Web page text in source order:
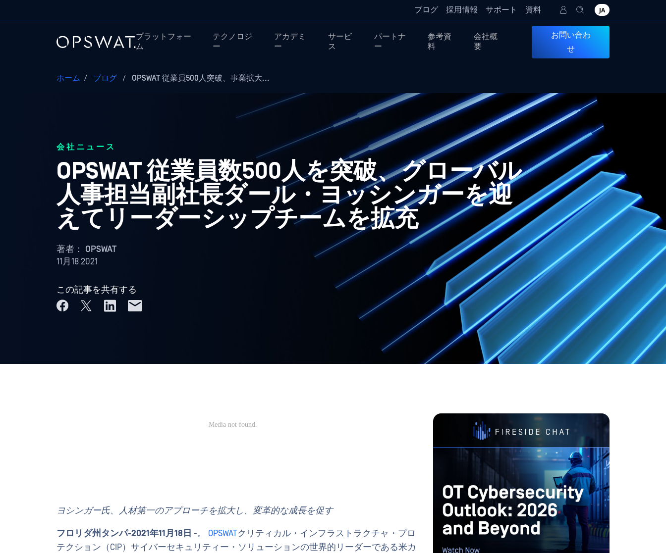
ブログ 採用情報 サポート 資料 JA
プラットフォー
ム
テクノロジ
ー
アカデミ
ー
サービ
ス
パートナ
ー
参考資
料
会社概
要
お問い合わ
せ
ホーム / ブログ / OPSWAT 従業員500人突破、事業拡大...
会社ニュース
OPSWAT 従業員数500人を突破、グローバル
人事担当副社長ダール・ヨッシンガーを迎
えてリーダーシップチームを拡充
著者： OPSWAT
11月18 2021
この記事を共有する
ヨシンガー氏、人材第一のアプローチを拡大し、変革的な成長を促す
フロリダ州タンパ-2021年11月18日 -。 OPSWATクリティカル・インフラストラクチャ・プロ
テクション（CIP）サイバーセキュリティー・ソリューションの世界的リーダーである米カ